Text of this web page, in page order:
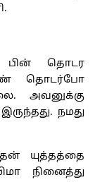
தொடர
தொடர்போ
அவனுக்கு
நமது
தன் யுத்தத்தை
நினைத்து